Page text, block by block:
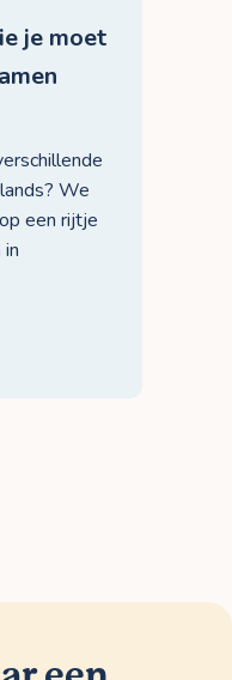
je moet
We
een rijtje